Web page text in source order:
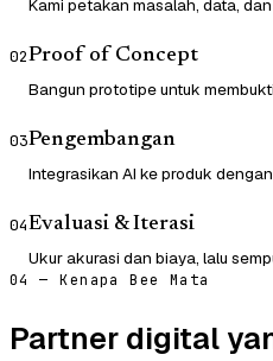
Kami petakan masalah, data,
02Proof of Concept
Bangun prototipe untuk
03Pengembangan
Integrasikan AI ke produk
04Evaluasi & Iterasi
Ukur akurasi dan biaya, lalu
04 — Kenapa Bee Mata
Partner digital